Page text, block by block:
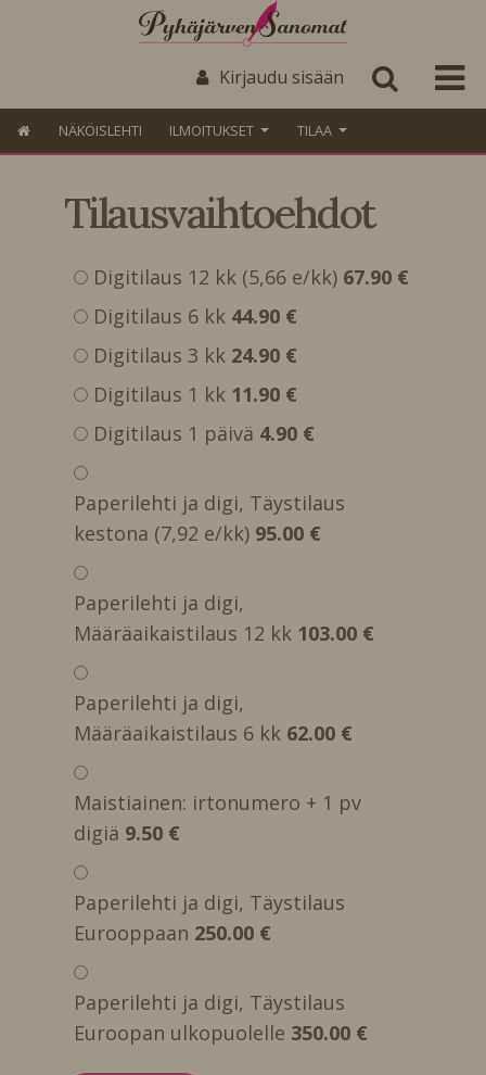
Kirjaudu sisään
NÄKÖISLEHTI ILMOITUKSET TILAA
Tilausvaihtoehdot
Digitilaus 12 kk (5,66 e/kk) 67.90 €
Digitilaus 6 kk 44.90 €
Digitilaus 3 kk 24.90 €
Digitilaus 1 kk 11.90 €
Digitilaus 1 päivä 4.90 €
Paperilehti ja digi, Täystilaus
kestona (7,92 e/kk) 95.00 €
Paperilehti ja digi,
Määräaikaistilaus 12 kk 103.00 €
Paperilehti ja digi,
Määräaikaistilaus 6 kk 62.00 €
Maistiainen: irtonumero + 1 pv
digiä 9.50 €
Paperilehti ja digi, Täystilaus
Eurooppaan 250.00 €
Paperilehti ja digi, Täystilaus
Euroopan ulkopuolelle 350.00 €